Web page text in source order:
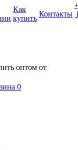
Как
купить
Контакты
оптом от
0